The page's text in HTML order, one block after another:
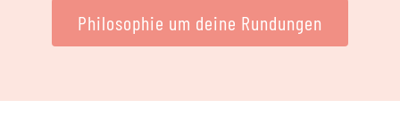
Philosophie um deine Rundungen